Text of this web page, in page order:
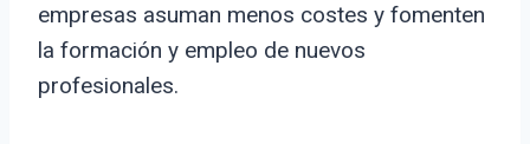
empresas asuman menos costes y fomenten
la formación y empleo de nuevos
profesionales.